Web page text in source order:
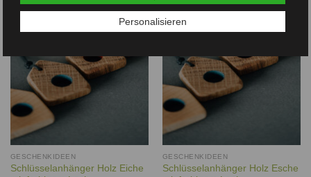
Wunschliste
GESCHENKIDEEN
Schlüsselanhänger Holz Eiche
GESCHENKIDEEN
Schlüsselanhänger Holz Esche
Personalisieren